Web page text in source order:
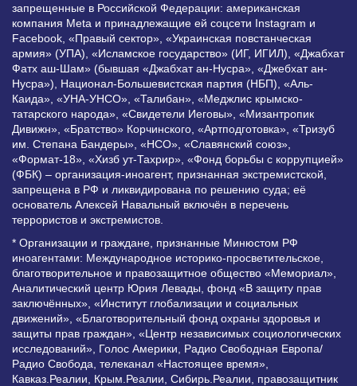
запрещенные в Российской Федерации: американская
компания Meta и принадлежащие ей соцсети Instagram и
Facebook, «Правый сектор», «Украинская повстанческая
армия» (УПА), «Исламское государство» (ИГ, ИГИЛ), «Джабхат
Фатх аш-Шам» (бывшая «Джабхат ан-Нусра», «Джебхат ан-
Нусра»), Национал-Большевистская партия (НБП), «Аль-
Каида», «УНА-УНСО», «Талибан», «Меджлис крымско-
татарского народа», «Свидетели Иеговы», «Мизантропик
Дивижн», «Братство» Корчинского, «Артподготовка», «Тризуб
им. Степана Бандеры», «НСО», «Славянский союз»,
«Формат-18», «Хизб ут-Тахрир», «Фонд борьбы с коррупцией»
(ФБК) – организация-иноагент, признанная экстремистской,
запрещена в РФ и ликвидирована по решению суда; её
основатель Алексей Навальный включён в перечень
террористов и экстремистов.
* Организации и граждане, признанные Минюстом РФ
иноагентами: Международное историко-просветительское,
благотворительное и правозащитное общество «Мемориал»,
Аналитический центр Юрия Левады, фонд «В защиту прав
заключённых», «Институт глобализации и социальных
движений», «Благотворительный фонд охраны здоровья и
защиты прав граждан», «Центр независимых социологических
исследований», Голос Америки, Радио Свободная Европа/
Радио Свобода, телеканал «Настоящее время»,
Кавказ.Реалии, Крым.Реалии, Сибирь.Реалии, правозащитник